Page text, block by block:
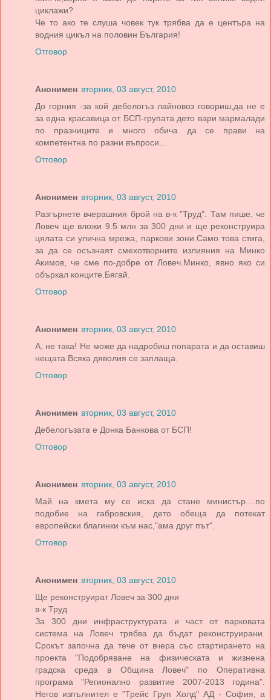
циклажи?
Че то ако те слуша човек тук трябва да е центъра на
водния цикъл на половин България!
Отговор
Анонимен вторник, 03 август, 2010
До горния -за кой дебелогъз лайновоз говориш,да не е
за една красавица от БСП-групата дето вари мармалади
по празниците и много обича да се прави на
компетентна по разни въпроси...
Отговор
Анонимен вторник, 03 август, 2010
Разгърнете вчерашния брой на в-к "Труд". Там пише, че
Ловеч ще вложи 9.5 млн за 300 дни и ще реконструира
цялата си улична мрежа, паркови зони.Само това стига,
за да се осъзнаят смехотворните излияния на Минко
Акимов, че сме по-добре от Ловеч.Минко, явно яко си
объркал конците.Бягай.
Отговор
Анонимен вторник, 03 август, 2010
А, не така! Не може да надробиш попарата и да оставиш
нещата.Всяка дяволия се заплаща.
Отговор
Анонимен вторник, 03 август, 2010
Дебелогъзата е Донка Банкова от БСП!
Отговор
Анонимен вторник, 03 август, 2010
Май на кмета му се иска да стане министър....по
подобие на габровския, дето обеща да потекат
европейски благинки към нас,"ама друг път".
Отговор
Анонимен вторник, 03 август, 2010
Ще реконструират Ловеч за 300 дни
в-к Труд
За 300 дни инфраструктурата и част от парковата
система на Ловеч трябва да бъдат реконструирани.
Срокът започна да тече от вчера със стартирането на
проекта "Подобряване на физическата и жизнена
градска среда в Община Ловеч" по Оперативна
програма "Регионално развитие 2007-2013 година".
Негов изпълнител е "Трейс Груп Холд" АД - София, а